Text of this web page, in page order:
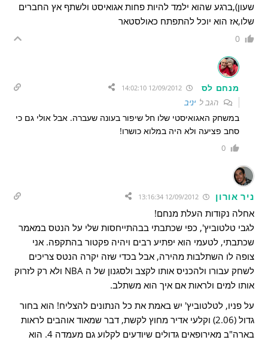
שעון),ברגע שהוא ילמד להיות פחות אגואיסט ולשתף אץ החברים
שלו,אז הוא יוכל להתפתח כאולסטאר
0
מנחם לס 12/09/2012 14:02:10
הגב ליניב
במשחק האגואיסטי שלו חל שיפור בעונה שעברה. אבל אולי גם כי
סחב פציעה ולא היה במלוא כושרו!
0
ניר אורון
אחלה נקודות העלת מנחם!
לגבי טלטוביץ', כפי שכתבתי בבהתייחסות שלי על הנטס במאמר
שכתבתי, לטעמי הוא יפתיע רבים ויהיה פקטור בהתקפה. אני
צופה לו השתלבות מהירה, אבל בכדי שזה יקרה הנטס צריכים
לשחק עבורו ולהכניס אותו לקצב ולסגנון של ה NBA ולא רק לזרוק
אותו למים ולראות אם איך הוא משתלב.
על פניו, לטלטוביץ' יש באמת את כל הנתונים להצליח! הוא בחור
גדול (2.06) וקלעי אדיר מחוץ לקשת, דבר שמאוד אוהבים לראות
בארה"ב מאירופאים גדולים שיודעים לקלוע גם מעמדה 4. הוא